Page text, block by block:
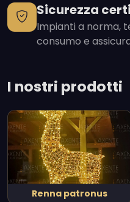
Sicurezza
Impianti a norma,
consumo e
I nostri prodotti
Renna patronus